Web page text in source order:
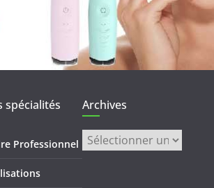
spécialités
Professionnel
Archives
Archives